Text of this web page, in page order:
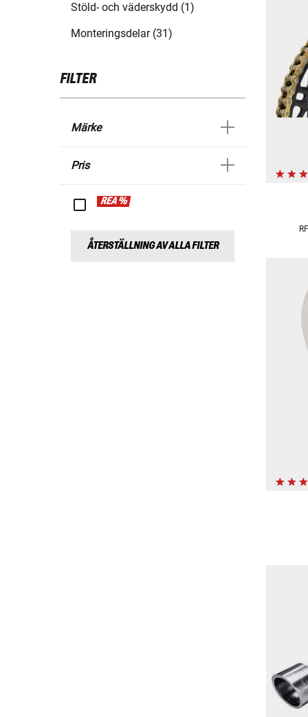
Stöld- och väderskydd (1)
Monteringsdelar (31)
FILTER
Märke
Pris
REA %
ÅTERSTÄLLNING AV ALLA FILTER